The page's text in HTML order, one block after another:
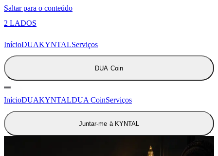
Saltar para o conteúdo
2 LADOS
InícioDUAKYNTALServiços
DUA Coin
InícioDUAKYNTALDUA CoinServiços
Juntar-me à KYNTAL